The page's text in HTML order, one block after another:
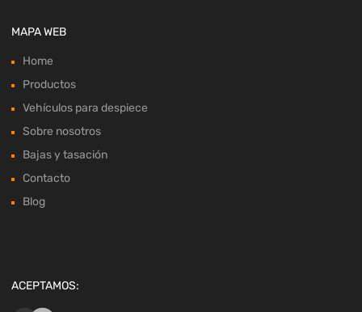
MAPA WEB
Home
Productos
Vehículos para despiece
Sobre nosotros
Bajas y tasación
Contacto
Blog
ACEPTAMOS: